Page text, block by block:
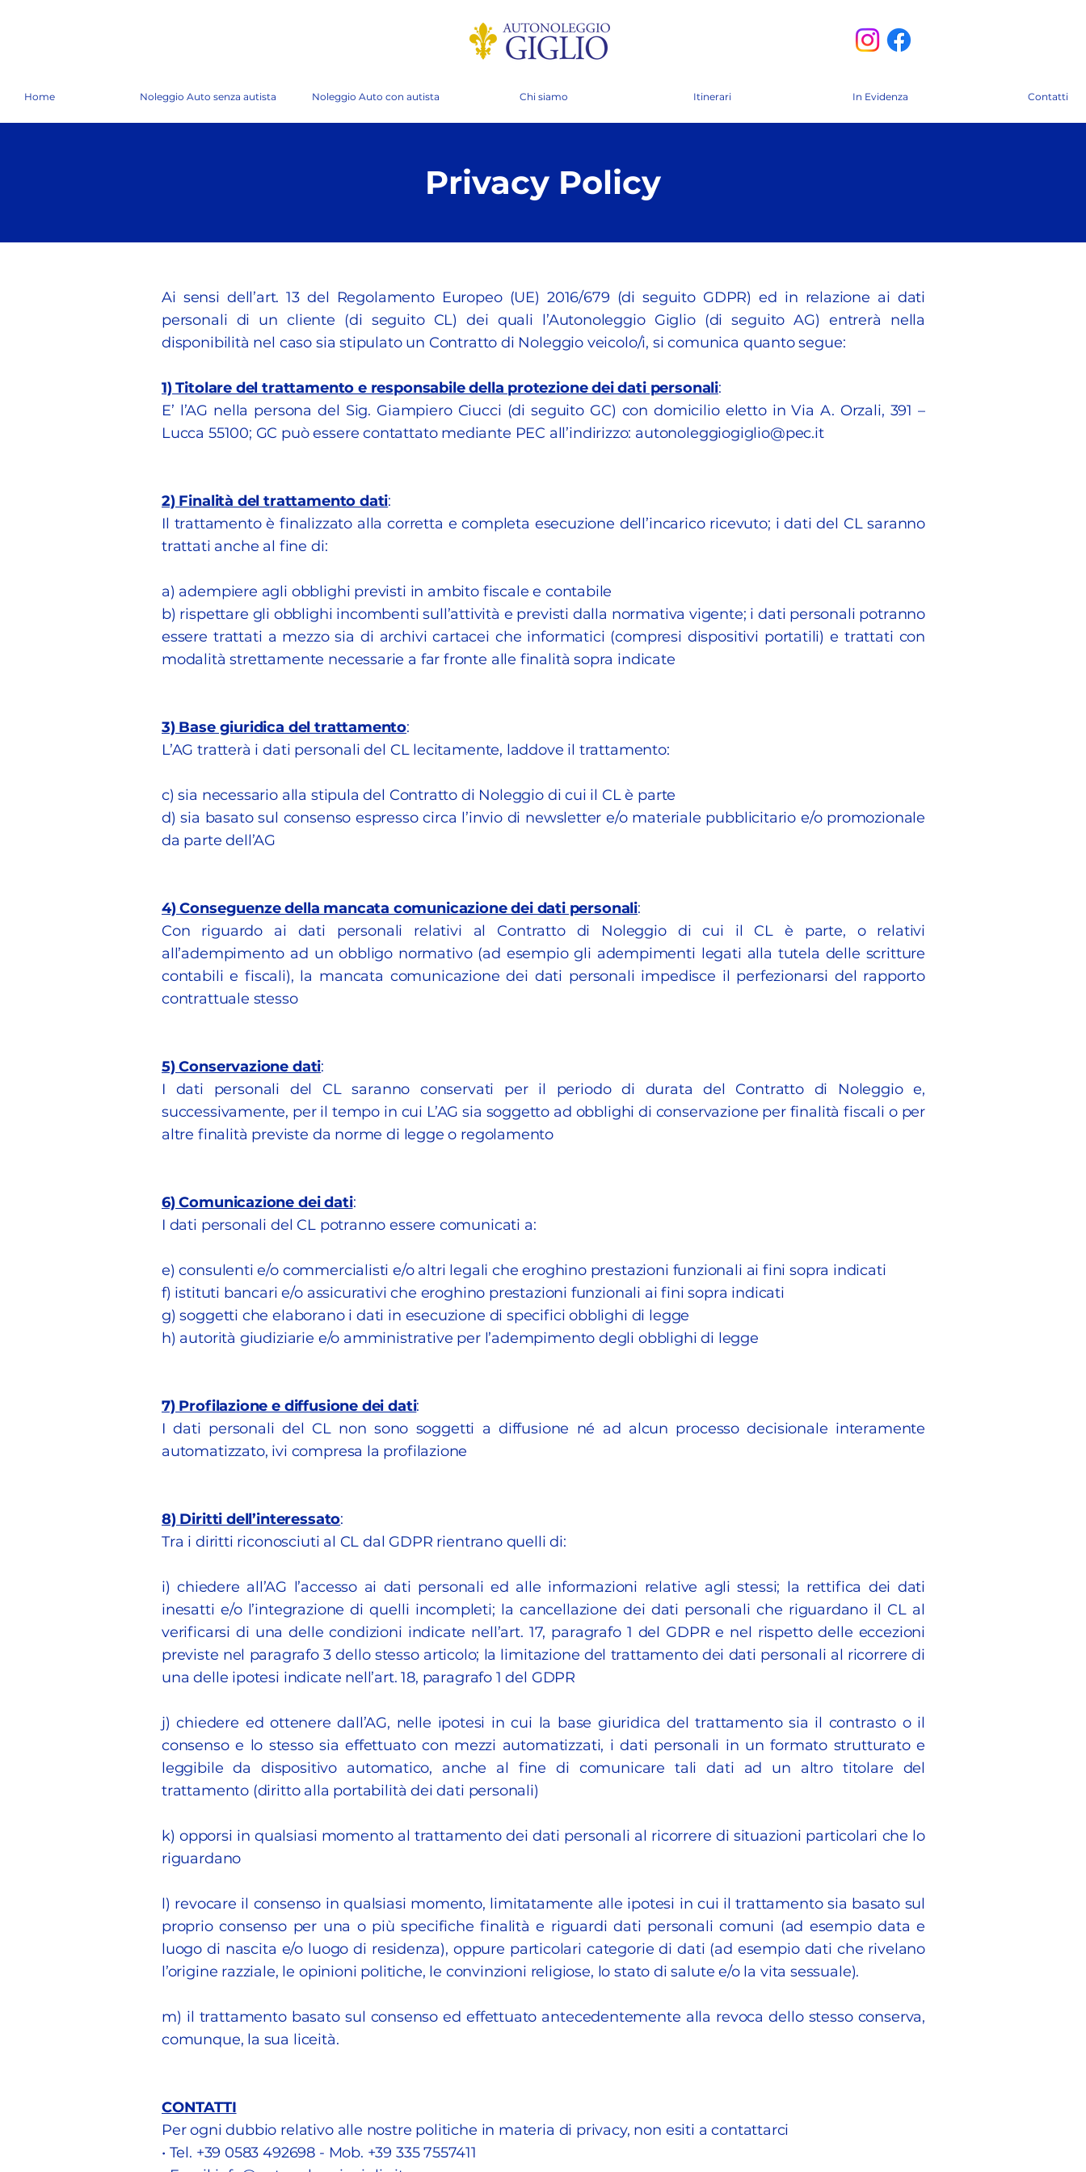
Home Noleggio Auto senza autista Noleggio Auto con autista Chi siamo Itinerari In Evidenza Contatti
Privacy Policy
Ai sensi dell’art. 13 del Regolamento Europeo (UE) 2016/679 (di seguito GDPR) ed in relazione ai dati
personali di un cliente (di seguito CL) dei quali l’Autonoleggio Giglio (di seguito AG) entrerà nella
disponibilità nel caso sia stipulato un Contratto di Noleggio veicolo/i, si comunica quanto segue:
1) Titolare del trattamento e responsabile della protezione dei dati personali:
E’ l’AG nella persona del Sig. Giampiero Ciucci (di seguito GC) con domicilio eletto in Via A. Orzali, 391 –
Lucca 55100; GC può essere contattato mediante PEC all’indirizzo: autonoleggiogiglio@pec.it
2) Finalità del trattamento dati:
Il trattamento è finalizzato alla corretta e completa esecuzione dell’incarico ricevuto; i dati del CL saranno
trattati anche al fine di:
a) adempiere agli obblighi previsti in ambito fiscale e contabile
b) rispettare gli obblighi incombenti sull’attività e previsti dalla normativa vigente; i dati personali potranno
essere trattati a mezzo sia di archivi cartacei che informatici (compresi dispositivi portatili) e trattati con
modalità strettamente necessarie a far fronte alle finalità sopra indicate
3) Base giuridica del trattamento:
L’AG tratterà i dati personali del CL lecitamente, laddove il trattamento:
c) sia necessario alla stipula del Contratto di Noleggio di cui il CL è parte
d) sia basato sul consenso espresso circa l’invio di newsletter e/o materiale pubblicitario e/o promozionale
da parte dell’AG
4) Conseguenze della mancata comunicazione dei dati personali:
Con riguardo ai dati personali relativi al Contratto di Noleggio di cui il CL è parte, o relativi
all’adempimento ad un obbligo normativo (ad esempio gli adempimenti legati alla tutela delle scritture
contabili e fiscali), la mancata comunicazione dei dati personali impedisce il perfezionarsi del rapporto
contrattuale stesso
5) Conservazione dati:
I dati personali del CL saranno conservati per il periodo di durata del Contratto di Noleggio e,
successivamente, per il tempo in cui L’AG sia soggetto ad obblighi di conservazione per finalità fiscali o per
altre finalità previste da norme di legge o regolamento
6) Comunicazione dei dati:
I dati personali del CL potranno essere comunicati a:
e) consulenti e/o commercialisti e/o altri legali che eroghino prestazioni funzionali ai fini sopra indicati
f) istituti bancari e/o assicurativi che eroghino prestazioni funzionali ai fini sopra indicati
g) soggetti che elaborano i dati in esecuzione di specifici obblighi di legge
h) autorità giudiziarie e/o amministrative per l’adempimento degli obblighi di legge
7) Profilazione e diffusione dei dati:
I dati personali del CL non sono soggetti a diffusione né ad alcun processo decisionale interamente
automatizzato, ivi compresa la profilazione
8) Diritti dell’interessato:
Tra i diritti riconosciuti al CL dal GDPR rientrano quelli di:
i) chiedere all’AG l’accesso ai dati personali ed alle informazioni relative agli stessi; la rettifica dei dati
inesatti e/o l’integrazione di quelli incompleti; la cancellazione dei dati personali che riguardano il CL al
verificarsi di una delle condizioni indicate nell’art. 17, paragrafo 1 del GDPR e nel rispetto delle eccezioni
previste nel paragrafo 3 dello stesso articolo; la limitazione del trattamento dei dati personali al ricorrere di
una delle ipotesi indicate nell’art. 18, paragrafo 1 del GDPR
j) chiedere ed ottenere dall’AG, nelle ipotesi in cui la base giuridica del trattamento sia il contrasto o il
consenso e lo stesso sia effettuato con mezzi automatizzati, i dati personali in un formato strutturato e
leggibile da dispositivo automatico, anche al fine di comunicare tali dati ad un altro titolare del
trattamento (diritto alla portabilità dei dati personali)
k) opporsi in qualsiasi momento al trattamento dei dati personali al ricorrere di situazioni particolari che lo
riguardano
l) revocare il consenso in qualsiasi momento, limitatamente alle ipotesi in cui il trattamento sia basato sul
proprio consenso per una o più specifiche finalità e riguardi dati personali comuni (ad esempio data e
luogo di nascita e/o luogo di residenza), oppure particolari categorie di dati (ad esempio dati che rivelano
l’origine razziale, le opinioni politiche, le convinzioni religiose, lo stato di salute e/o la vita sessuale).
m) il trattamento basato sul consenso ed effettuato antecedentemente alla revoca dello stesso conserva,
comunque, la sua liceità.
CONTATTI
Per ogni dubbio relativo alle nostre politiche in materia di privacy, non esiti a contattarci
• Tel. +39 0583 492698 - Mob. +39 335 7557411